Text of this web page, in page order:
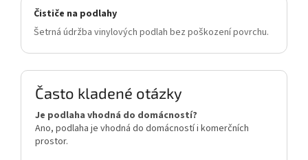
Čističe na podlahy
Šetrná údržba vinylových podlah bez poškození povrchu.
Často kladené otázky
Je podlaha vhodná do domácností?
Ano, podlaha je vhodná do domácností i komerčních
prostor.